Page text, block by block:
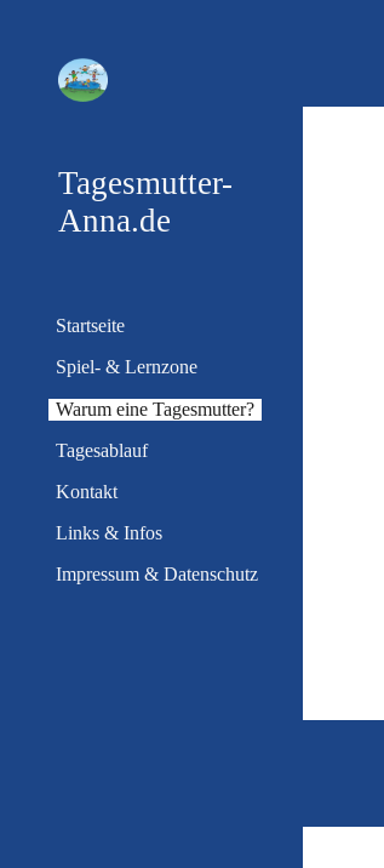
Tagesmutter-
Anna.de
Startseite
Spiel- & Lernzone
Warum eine Tagesmutter?
Tagesablauf
Kontakt
Links & Infos
Impressum & Datenschutz